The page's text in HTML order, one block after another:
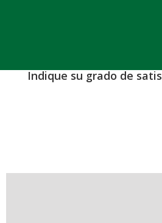
Indique su grado de